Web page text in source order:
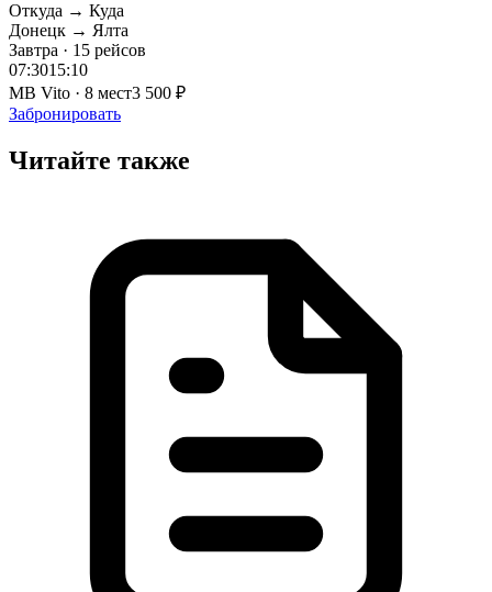
Откуда → Куда
Донецк → Ялта
Завтра · 15 рейсов
07:3015:10
MB Vito · 8 мест3 500 ₽
Забронировать
Читайте также